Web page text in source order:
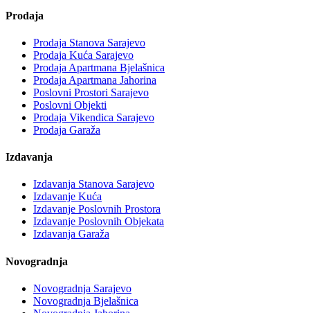
Prodaja
Prodaja Stanova Sarajevo
Prodaja Kuća Sarajevo
Prodaja Apartmana Bjelašnica
Prodaja Apartmana Jahorina
Poslovni Prostori Sarajevo
Poslovni Objekti
Prodaja Vikendica Sarajevo
Prodaja Garaža
Izdavanja
Izdavanja Stanova Sarajevo
Izdavanje Kuća
Izdavanje Poslovnih Prostora
Izdavanje Poslovnih Objekata
Izdavanja Garaža
Novogradnja
Novogradnja Sarajevo
Novogradnja Bjelašnica